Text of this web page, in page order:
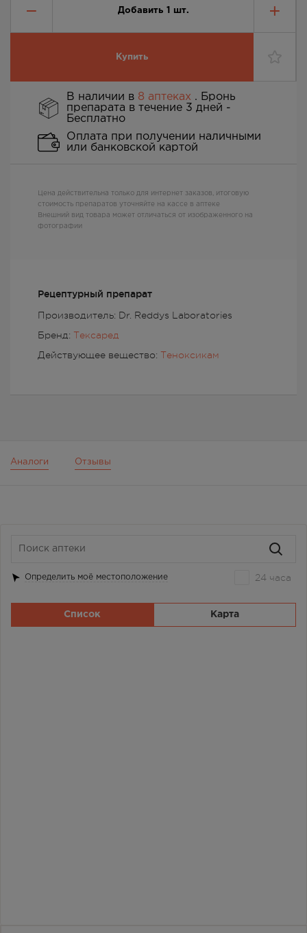
Добавить 1 шт.
Купить
Рецептурный препарат
Производитель: Dr. Reddys Laboratories
Бренд: Тексаред
Действующее вещество: Теноксикам
В наличии в 8 аптеках . Бронь
препарата в течение 3 дней -
Бесплатно
Оплата при получении наличными
или банковской картой
Цена действительна только для интернет заказов, итоговую
стоимость препаратов уточняйте на кассе в аптеке
Внешний вид товара может отличаться от изображенного на
фотографии
Аналоги Отзывы
Определить моё местоположение 24 часа
Список Карта